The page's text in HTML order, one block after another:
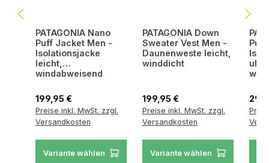
PATAGONIA Nano
Puff Jacket Men -
Isolationsjacke
leicht,
windabweisend
Regulärer Preis:
199,95 €
Preise inkl. MwSt. zzgl.
Versandkosten
Variante wählen
PATAGONIA Down
Sweater Vest Men -
Daunenweste leicht,
winddicht
Regulärer Preis:
199,95 €
Preise inkl. MwSt. zzgl.
Versandkosten
Variante wählen
Puff